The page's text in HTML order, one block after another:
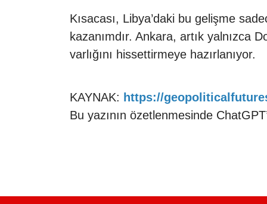
Kısacası, Libya’daki bu gelişme
kazanımdır. Ankara, artık yalnızca
varlığını hissettirmeye hazırlanıyor.
KAYNAK: https://
Bu yazının özetlenmesinde